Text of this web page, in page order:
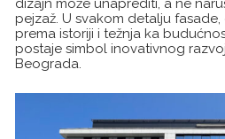
dizajn može unaprediti, a ne
pejzaž. U svakom detalju
prema istoriji i težnja ka
postaje simbol inovativnog
Beograda.